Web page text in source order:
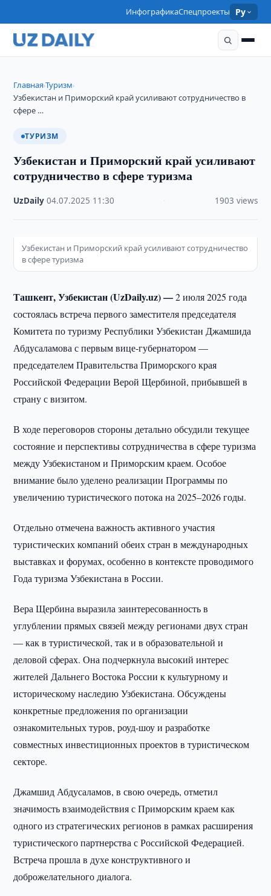
ИнфографикаСпецпроекты Ру
Главная›Туризм›
Узбекистан и Приморский край усиливают сотрудничество в
сфере …
ТУРИЗМ
Узбекистан и Приморский край усиливают
сотрудничество в сфере туризма
UzDaily ·04.07.2025 11:30 1903 views
Узбекистан и Приморский край усиливают сотрудничество
в сфере туризма
Ташкент, Узбекистан (UzDaily.uz) —2 июля 2025 года
состоялась встреча первого заместителя председателя
Комитета по туризму Республики Узбекистан Джамшида
Абдусаламова с первым вице-губернатором —
председателем Правительства Приморского края
Российской Федерации Верой Щербиной, прибывшей в
страну с визитом.
В ходе переговоров стороны детально обсудили текущее
состояние и перспективы сотрудничества в сфере туризма
между Узбекистаном и Приморским краем. Особое
внимание было уделено реализации Программы по
увеличению туристического потока на 2025–2026 годы.
Отдельно отмечена важность активного участия
туристических компаний обеих стран в международных
выставках и форумах, особенно в контексте проводимого
Года туризма Узбекистана в России.
Вера Щербина выразила заинтересованность в
углублении прямых связей между регионами двух стран
— как в туристической, так и в образовательной и
деловой сферах. Она подчеркнула высокий интерес
жителей Дальнего Востока России к культурному и
историческому наследию Узбекистана. Обсуждены
конкретные предложения по организации
ознакомительных туров, роуд-шоу и разработке
совместных инвестиционных проектов в туристическом
секторе.
Джамшид Абдусаламов, в свою очередь, отметил
значимость взаимодействия с Приморским краем как
одного из стратегических регионов в рамках расширения
туристического партнерства с Российской Федерацией.
Встреча прошла в духе конструктивного и
доброжелательного диалога.